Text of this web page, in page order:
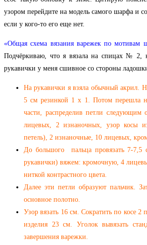
узором перейдите на модель самого шарфа и
если у кого-то его еще нет.
«Общая схема вязания варежек по мотивам
Подчёркиваю, что я вязала на спицах №
рукавички у меня сшивное со стороны
На рукавички я взяла обычный акрил.
5 см резинкой 1 х 1. Потом перешла
части, распределив петли следующим
лицевых, 2 изнаночных, узор косы
петель), 2 изнаночные, 10 лицевых,
До большого пальца провязать 7-7,5
рукавички) вяжем: кромочную, 4
ниткой контрастного цвета.
Далее эти петли образуют пальчик.
основное полотно.
Узор вязать 16 см. Сократить по косе 2
изделия 23 см. Уголок вывязать
завершения варежки.